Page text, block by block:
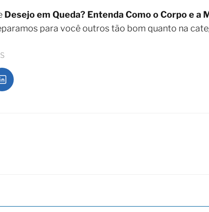
Desejo em Queda? Entenda Como o Corpo e a
para você outros tão bom quanto na